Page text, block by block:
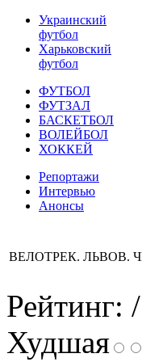
Украинский
футбол
Харьковский
футбол
ФУТБОЛ
ФУТЗАЛ
БАСКЕТБОЛ
ВОЛЕЙБОЛ
ХОККЕЙ
Репортажи
Интервью
Анонсы
ВЕЛОТРЕК. ЛЬВОВ.
Рейтинг:
Худшая